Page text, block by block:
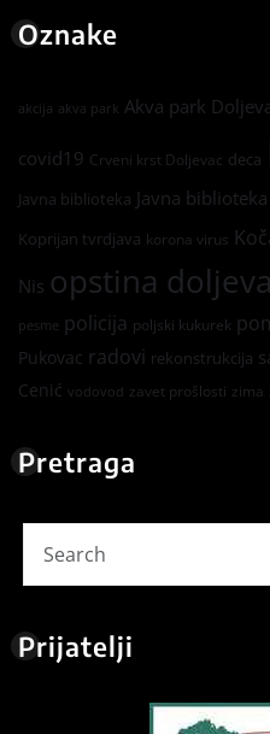
Oznake
akcija akva park Akva park
covid19 Crveni krst Doljevac deca
Javna biblioteka Javna
Koprijan tvrdjava korona virus
Nis opstina
pesme policija poljski kukurek
Pukovac radovi rekonstrukcija
Cenić vodovod zavet prošlosti zima
Pretraga
Prijatelji